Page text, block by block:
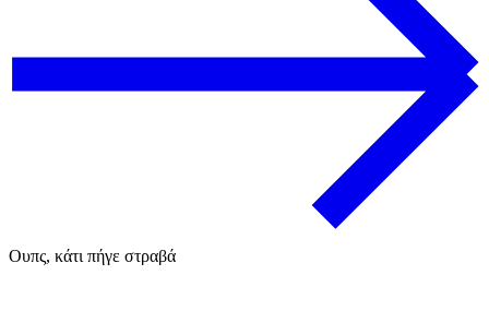
Ουπς, κάτι πήγε στραβά